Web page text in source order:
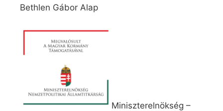
Bethlen Gábor Alap
Miniszterelnökség –